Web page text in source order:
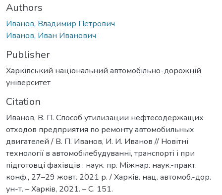
Authors
Иванов, Владимир Петрович
Иванов, Иван Иванович
Publisher
Харківський національний автомобільно-дорожній
університет
Citation
Иванов, В. П. Способ утилизации нефтесодержащих
отходов предприятия по ремонту автомобильных
двигателей / В. П. Иванов, И. И. Иванов // Новітні
технології в автомобілебудуванні, транспорті і при
підготовці фахівців : наук. пр. Міжнар. наук.-практ.
конф., 27–29 жовт. 2021 р. / Харків. нац. автомоб.-дор.
ун-т. – Харкiв, 2021. – С. 151.